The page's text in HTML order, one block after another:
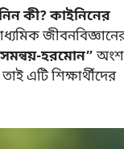
কী? কাইনিনের
সমন্বয়-হরমোন”অংশ
এটি শিক্ষার্থীদের